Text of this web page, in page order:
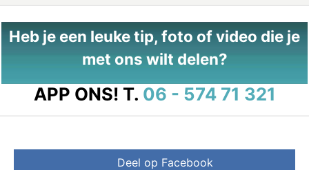
Heb je een leuke tip, foto of video die je
met ons wilt delen?
APP ONS! T. 06 - 574 71 321
Deel op Facebook